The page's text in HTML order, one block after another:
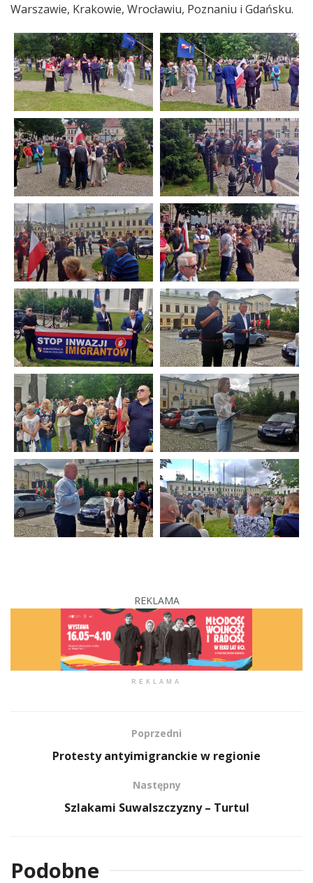
Warszawie, Krakowie, Wrocławiu, Poznaniu i Gdańsku.
REKLAMA
REKLAMA
Poprzedni
Protesty antyimigranckie w regionie
Następny
Szlakami Suwalszczyzny – Turtul
Podobne